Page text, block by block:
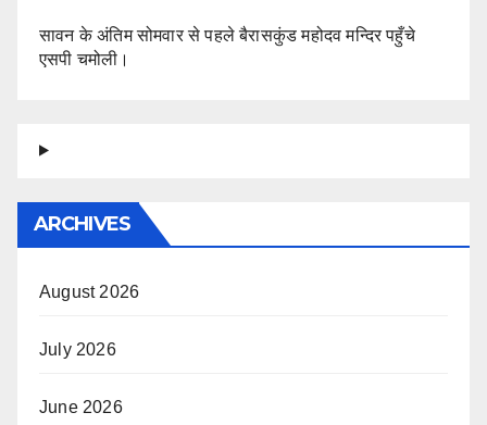
सावन के अंतिम सोमवार से पहले बैरासकुंड महोदव मन्दिर पहुँचे
एसपी चमोली।
ARCHIVES
August 2026
July 2026
June 2026